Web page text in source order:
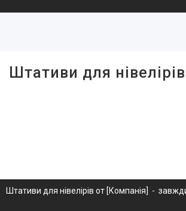
Доставка і оплата
Штативи для нівелірів
Штативи для нівелірів от [Компанія] -